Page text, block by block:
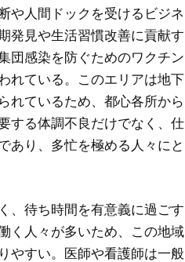
や人間ドックを受けるビジネ
発見や生活習慣改善に貢献す
団感染を防ぐためのワクチン
れている。このエリアは地下
れているため、都心各所から
する体調不良だけでなく、仕
あり、多忙を極める人々にと
、待ち時間を有意義に過ごす
く人々が多いため、この地域
やすい。医師や看護師は一般